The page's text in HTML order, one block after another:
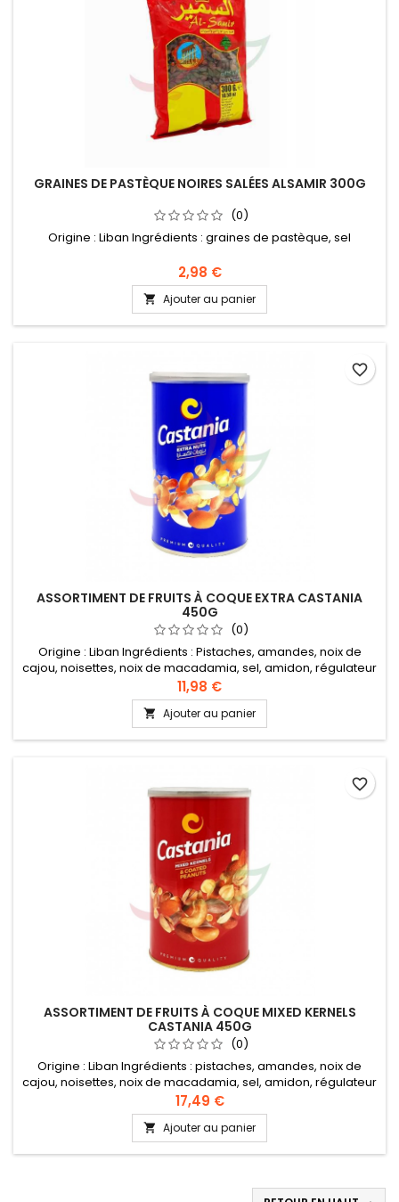
GRAINES DE PASTÈQUE NOIRES SALÉES ALSAMIR 300G
(0)
Origine : Liban Ingrédients : graines de pastèque, sel
2,98 €
 Ajouter au panier
ASSORTIMENT DE FRUITS À COQUE EXTRA CASTANIA
450G
(0)
Origine : Liban Ingrédients : Pistaches, amandes, noix de
cajou, noisettes, noix de macadamia, sel, amidon, régulateur
d'acidité : E330, farine de blé, sucre, huile végétale (de noix
de coco), saveur fumée
11,98 €
 Ajouter au panier
favorite_border
ASSORTIMENT DE FRUITS À COQUE MIXED KERNELS
CASTANIA 450G
(0)
Origine : Liban Ingrédients : pistaches, amandes, noix de
cajou, noisettes, noix de macadamia, sel, amidon, régulateur
d'acidité : E330, farine de blé, sucre, huile végétale (de noix
de coco), saveur fumée
17,49 €
 Ajouter au panier
favorite_border